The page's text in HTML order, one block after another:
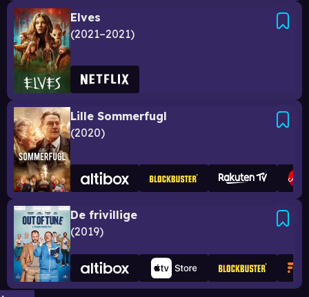
Elves
2021–2021
Lille Sommerfugl
2020
De frivillige
2019